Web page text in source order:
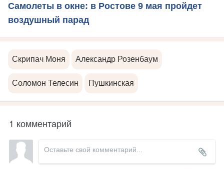
Самолеты в окне: в Ростове 9 мая пройдет
воздушный парад
Скрипач Моня Александр Розенбаум
Соломон Телесин Пушкинская
1 комментарий